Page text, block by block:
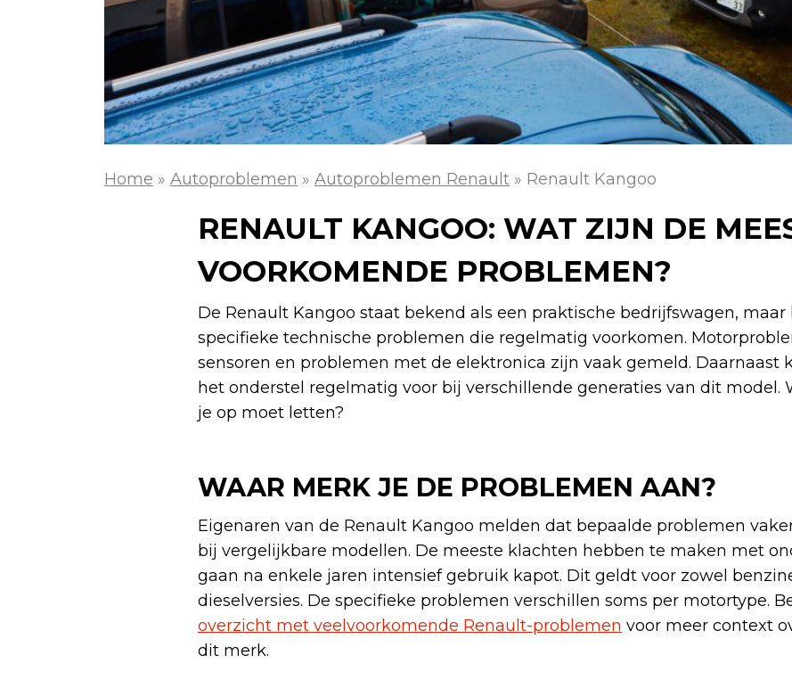
Home » Autoproblemen » Autoproblemen Renault » Renault Kangoo
RENAULT KANGOO: WAT ZIJN DE
VOORKOMENDE PROBLEMEN?
De Renault Kangoo staat bekend als een praktische bedrijfswagen,
specifieke technische problemen die regelmatig voorkomen.
sensoren en problemen met de elektronica zijn vaak gemeld. Daarnaast
het onderstel regelmatig voor bij verschillende generaties van dit model.
je op moet letten?
WAAR MERK JE DE PROBLEMEN AAN?
Eigenaren van de Renault Kangoo melden dat bepaalde problemen
bij vergelijkbare modellen. De meeste klachten hebben te maken met
gaan na enkele jaren intensief gebruik kapot. Dit geldt voor zowel
dieselversies. De specifieke problemen verschillen soms per motortype.
overzicht met veelvoorkomende Renault-problemen voor meer context
dit merk.